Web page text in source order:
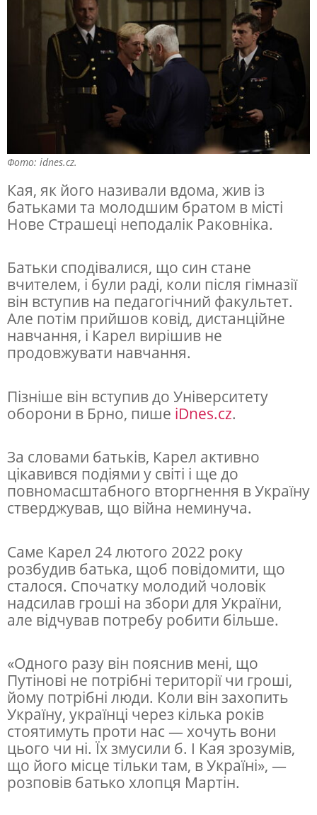
д
б
р
в
о
л
ь
ц
,
я
к
и
й
з
г
и
н
у
н
а
в
і
й
н
Фото: idnes.cz.
Кая, як його називали вдома, жив із
батьками та молодшим братом в місті
Нове Страшеці неподалік Раковніка.
Батьки сподівалися, що син стане
вчителем, і були раді, коли після гімназії
він вступив на педагогічний факультет.
Але потім прийшов ковід, дистанційне
навчання, і Карел вирішив не
продовжувати навчання.
Пізніше він вступив до Університету
оборони в Брно, пише iDnes.cz.
За словами батьків, Карел активно
цікавився подіями у світі і ще до
повномасштабного вторгнення в Україну
стверджував, що війна неминуча.
Саме Карел 24 лютого 2022 року
розбудив батька, щоб повідомити, що
сталося. Спочатку молодий чоловік
надсилав гроші на збори для України,
але відчував потребу робити більше.
«Одного разу він пояснив мені, що
Путінові не потрібні території чи гроші,
йому потрібні люди. Коли він захопить
Україну, українці через кілька років
стоятимуть проти нас — хочуть вони
цього чи ні. Їх змусили б. І Кая зрозумів,
що його місце тільки там, в Україні», —
розповів батько хлопця Мартін.